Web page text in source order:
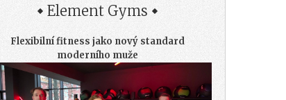
Element Gyms
Flexibilní fitness jako nový standard
moderního muže